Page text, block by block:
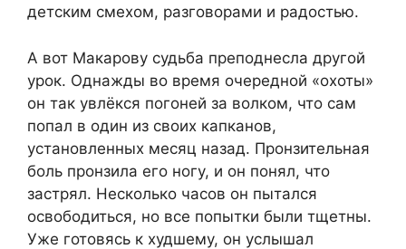
детским смехом, разговорами и радостью.
А вот Макарову судьба преподнесла другой
урок. Однажды во время очередной «охоты»
он так увлёкся погоней за волком, что сам
попал в один из своих капканов,
установленных месяц назад. Пронзительная
боль пронзила его ногу, и он понял, что
застрял. Несколько часов он пытался
освободиться, но все попытки были тщетны.
Уже готовясь к худшему, он услышал